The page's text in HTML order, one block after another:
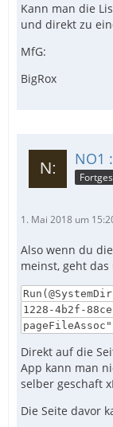
Kann man die
und direkt zu
MfG:
BigRox
NO1
1. Mai 2018 um
Also wenn du
meinst, geht das
1228-4b2f-
Direkt auf die
App kann man
selber geschaft
Die Seite davor